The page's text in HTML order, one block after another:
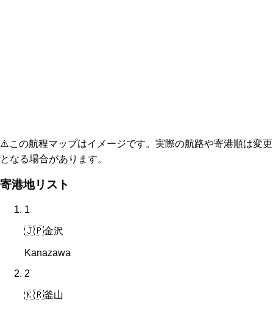
⚠️この航程マップはイメージです。実際の航路や寄港順は変更
となる場合があります。
寄港地リスト
1
🇯🇵金沢
Kanazawa
2
🇰🇷釜山